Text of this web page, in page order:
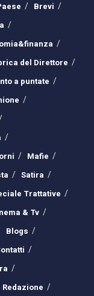
Brevi
del Direttore
a puntate
Mafie
Satira
Trattative
& Tv
Blogs
Redazione